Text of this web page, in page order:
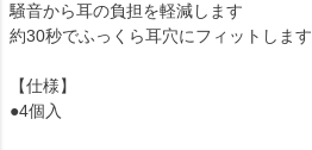
騒音から耳の負担を軽減します
約30秒でふっくら耳穴にフィットします
【仕様】
●4個入